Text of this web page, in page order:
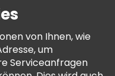
von Ihnen, wie
um
Serviceanfragen